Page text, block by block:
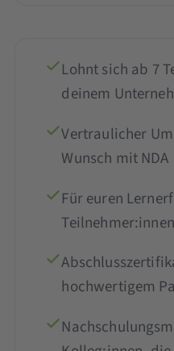
Lohnt sich ab 7
deinem
Vertraulicher
Wunsch mit NDA
Für euren
Teilnehmer:innen
hochwertigem